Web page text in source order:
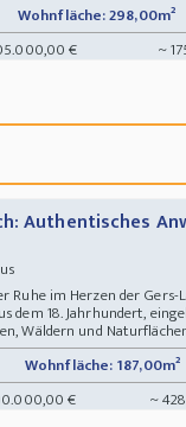
Wohnfläche: 298,00m²
€ ~
Authentisches
Ruhe im Herzen der
dem 18. Jahrhundert,
Wäldern und
Wohnfläche: 187,00m²
€ ~